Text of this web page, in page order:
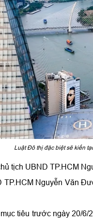
Luật Đô thị đặc biệt sẽ kiến
tịch UBND TP.HCM
TP.HCM Nguyễn Văn
tiêu trước ngày 20/6/